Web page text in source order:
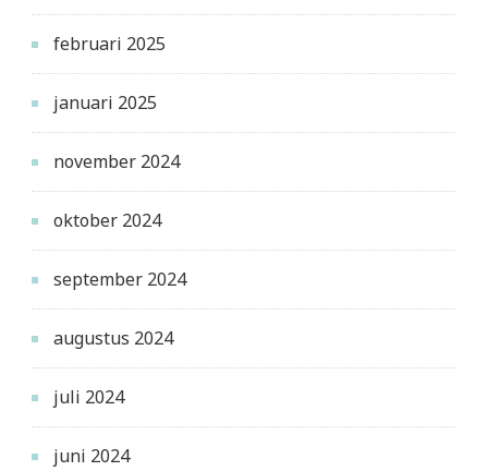
februari 2025
januari 2025
november 2024
oktober 2024
september 2024
augustus 2024
juli 2024
juni 2024